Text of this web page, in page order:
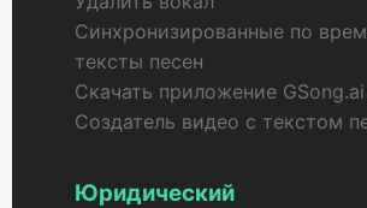
Синхронизированные по
тексты песен
Скачать приложение
Создатель видео с текстом
Юридический